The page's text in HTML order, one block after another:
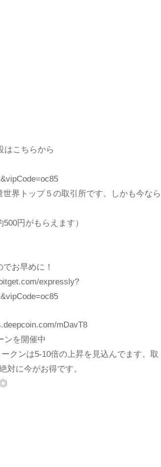
はこちらから
界トップ５の取引所です。しかも今なら
円がもらえます）
お早めに！
expressly?
mDavT8
ンを開催中
クンは5-10倍の上昇を見込んでます。取
対に今がお得です。
◎